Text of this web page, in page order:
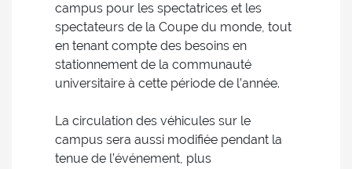
campus pour les spectatrices et les
spectateurs de la Coupe du monde, tout
en tenant compte des besoins en
stationnement de la communauté
universitaire à cette période de l’année.
La circulation des véhicules sur le
campus sera aussi modifiée pendant la
tenue de l’événement, plus